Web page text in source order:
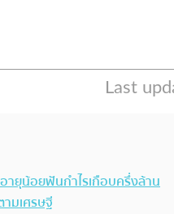
ายุน้อยฟันกำไรเกือบครึ่งล้าน
มเศรษฐี